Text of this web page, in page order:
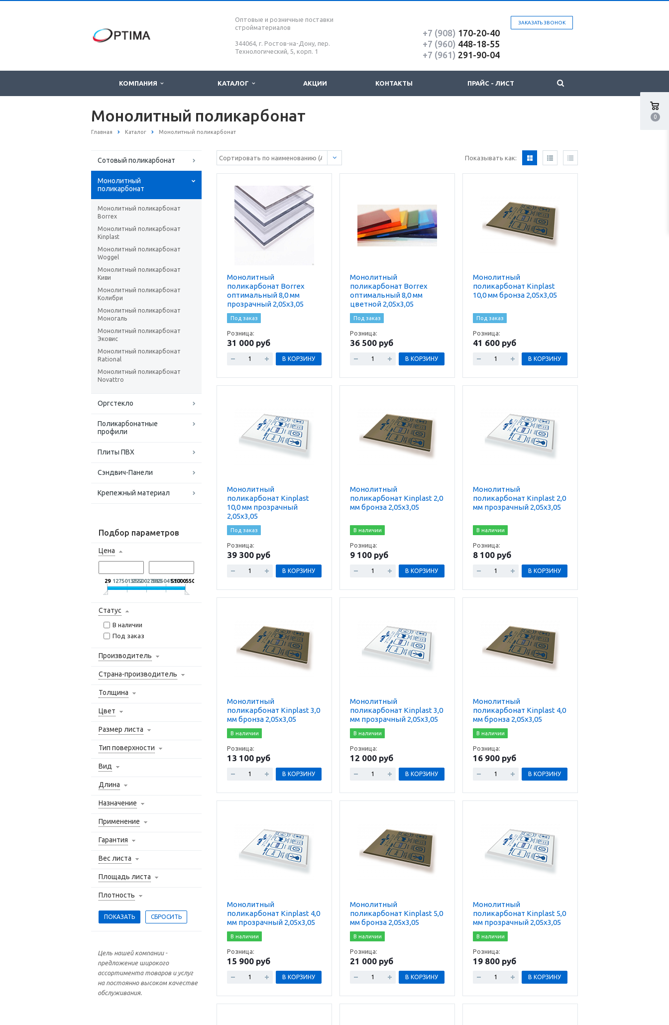
0
Оптовые и розничные поставки
стройматериалов
344064, г. Ростов-на-Дону, пер.
Технологический, 5, корп. 1
ЗАКАЗАТЬ ЗВОНОК
+7 (908) 170-20-40
+7 (960) 448-18-55
+7 (961) 291-90-04
КОМПАНИЯ КАТАЛОГ АКЦИИ КОНТАКТЫ ПРАЙС - ЛИСТ
Монолитный поликарбонат
Главная Каталог Монолитный поликарбонат
Сотовый поликарбонат
Монолитный
поликарбонат
Монолитный поликарбонат
Borrex
Монолитный поликарбонат
Kinplast
Монолитный поликарбонат
Woggel
Монолитный поликарбонат
Киви
Монолитный поликарбонат
Колибри
Монолитный поликарбонат
Моногаль
Монолитный поликарбонат
Эковис
Монолитный поликарбонат
Rational
Монолитный поликарбонат
Novattro
Оргстекло
Поликарбонатные
профили
Плиты ПВХ
Сэндвич-Панели
Крепежный материал
Подбор параметров
Цена
29 1275013772255002751538250412575100055000
Статус
В наличии
Под заказ
Производитель
Страна-производитель
Толщина
Цвет
Размер листа
Тип поверхности
Вид
Длина
Назначение
Применение
Гарантия
Вес листа
Площадь листа
Плотность
Цель нашей компании -
предложение широкого
ассортимента товаров и услуг
на постоянно высоком качестве
обслуживания.
Показывать как:
Монолитный
поликарбонат Borrex
оптимальный 8,0 мм
прозрачный 2,05х3,05
Под заказ
Розница:
31 000 руб
В КОРЗИНУ
Монолитный
поликарбонат Borrex
оптимальный 8,0 мм
цветной 2,05х3,05
Под заказ
Розница:
36 500 руб
В КОРЗИНУ
Монолитный
поликарбонат Kinplast
10,0 мм бронза 2,05х3,05
Под заказ
Розница:
41 600 руб
В КОРЗИНУ
Монолитный
поликарбонат Kinplast
10,0 мм прозрачный
2,05х3,05
Под заказ
Розница:
39 300 руб
В КОРЗИНУ
Монолитный
поликарбонат Kinplast 2,0
мм бронза 2,05х3,05
В наличии
Розница:
9 100 руб
В КОРЗИНУ
Монолитный
поликарбонат Kinplast 2,0
мм прозрачный 2,05х3,05
В наличии
Розница:
8 100 руб
В КОРЗИНУ
Монолитный
поликарбонат Kinplast 3,0
мм бронза 2,05х3,05
В наличии
Розница:
13 100 руб
В КОРЗИНУ
Монолитный
поликарбонат Kinplast 3,0
мм прозрачный 2,05х3,05
В наличии
Розница:
12 000 руб
В КОРЗИНУ
Монолитный
поликарбонат Kinplast 4,0
мм бронза 2,05х3,05
В наличии
Розница:
16 900 руб
В КОРЗИНУ
Монолитный
поликарбонат Kinplast 4,0
мм прозрачный 2,05х3,05
В наличии
Розница:
15 900 руб
В КОРЗИНУ
Монолитный
поликарбонат Kinplast 5,0
мм бронза 2,05х3,05
В наличии
Розница:
21 000 руб
В КОРЗИНУ
Монолитный
поликарбонат Kinplast 5,0
мм прозрачный 2,05х3,05
В наличии
Розница:
19 800 руб
В КОРЗИНУ